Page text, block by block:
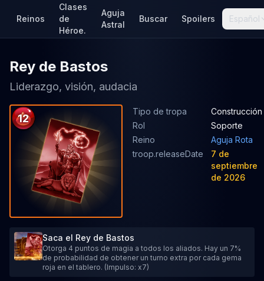
Reinos
Clases
de
Héroe.
Aguja
Astral
Buscar Spoilers Español
Rey de Bastos
Liderazgo, visión, audacia
12
Tipo de tropa
Construcción
Rol
Soporte
Reino
Aguja Rota
troop.releaseDate
7 de
septiembre
de 2026
Saca el Rey de Bastos
Otorga 4 puntos de magia a todos los aliados. Hay un 7%
de probabilidad de obtener un turno extra por cada gema
roja en el tablero. (Impulso: x7)